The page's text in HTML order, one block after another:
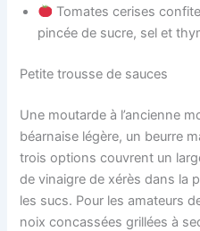
Tomates cerises
pincée de sucre, sel et
Petite trousse de sauces
Une moutarde à l’ancienne
béarnaise légère, un beurre
trois options couvrent un
de vinaigre de xérès dans la
les sucs. Pour les amateurs
noix concassées grillées à